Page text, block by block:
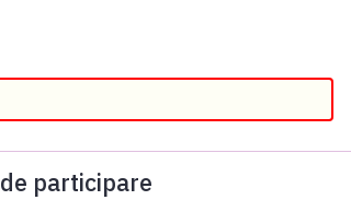
participare